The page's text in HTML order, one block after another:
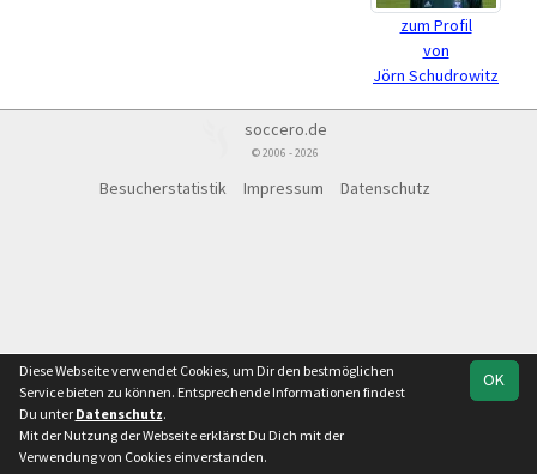
zum Profil
von
Jörn Schudrowitz
soccero.de
© 2006 - 2026
Besucherstatistik Impressum Datenschutz
OK
Diese Webseite verwendet Cookies, um Dir den bestmöglichen
Service bieten zu können. Entsprechende Informationen findest
Du unter Datenschutz.
Mit der Nutzung der Webseite erklärst Du Dich mit der
Verwendung von Cookies einverstanden.